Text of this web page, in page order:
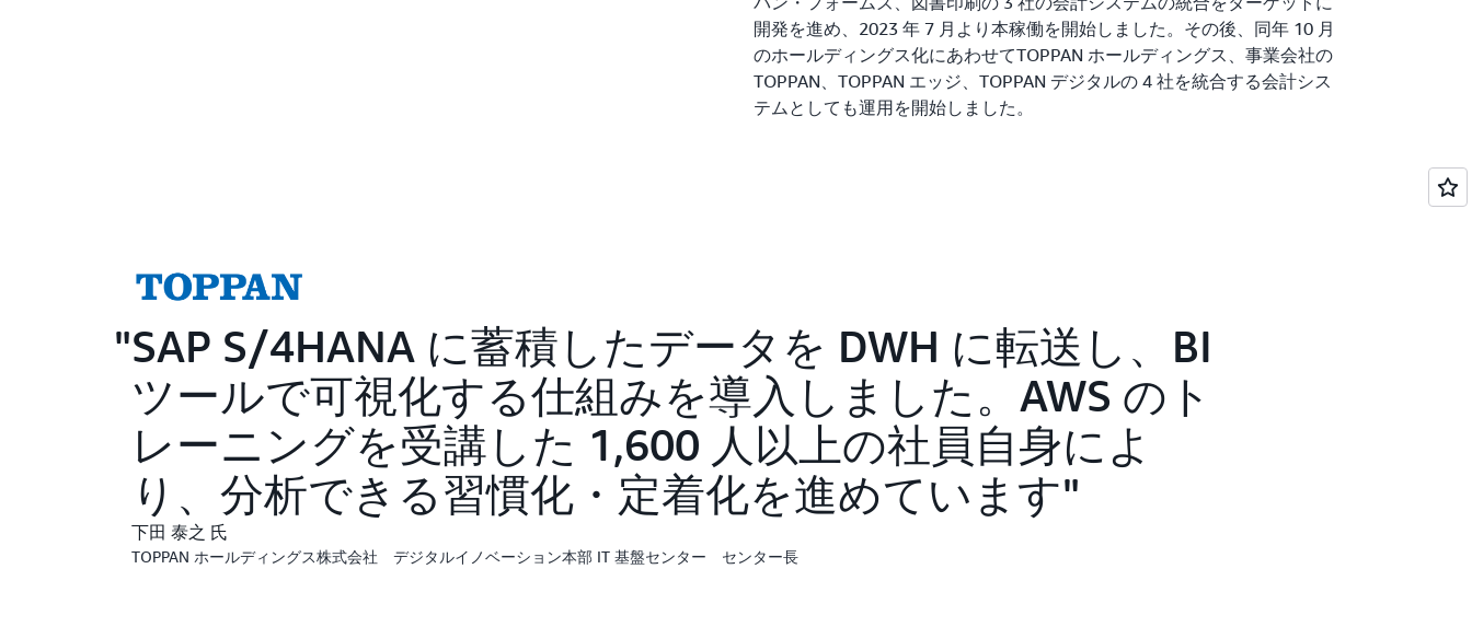
開発を進め、2023 年 7 月より本稼働を開始しました。その後、同年 10 月
のホールディングス化にあわせてTOPPAN ホールディングス、事業会社の
TOPPAN、TOPPAN エッジ、TOPPAN デジタルの 4 社を統合する会計シス
テムとしても運用を開始しました。
しました。一方、インターフェース部分で最小限のアドオンも作る必要が
あり、この部分については構築パートナーの実績から“InApp 開発”の手法
を採用しました。業務メニューやシステム間連携、帳票出力といった基盤
拡張領域は SAP BTP や AWS 共通基盤上で構築し、業務アプリの実行環境
として統合しました」と語ります。
システム統合にあたり、難所となったのは各社の業務プロセスとデータの
統一にありました。味山氏は「従来型の事業から、DX/SX 関連の成長事業
があります。そのために、グループを巻き込んで統一していくことが一番
SAP S/4HANA に蓄積したデータを DWH に転送し、BI
ツールで可視化する仕組みを導入しました。AWS のト
レーニングを受講した 1,600 人以上の社員自身によ
り、分析できる習慣化・定着化を進めています
下田 泰之 氏
TOPPAN ホールディングス株式会社 デジタルイノベーション本部 IT 基盤センター センター長